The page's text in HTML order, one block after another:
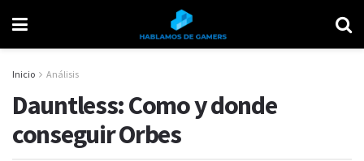
Inicio Análisis
Dauntless: Como y donde
conseguir Orbes